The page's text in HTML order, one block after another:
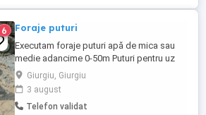
6 Foraje puturi
Executam foraje puturi apă de mica sau
medie adancime 0-50m Puturi pentru uz
casnic Puturi pentru santier Puturi pentru
irigatii Garantam debitul necesar cerintelor
dumneavoastra. Termenul de executie
este o zi. forajele de captare a apei se
Giurgiu, Giurgiu
3 august
Telefon validat